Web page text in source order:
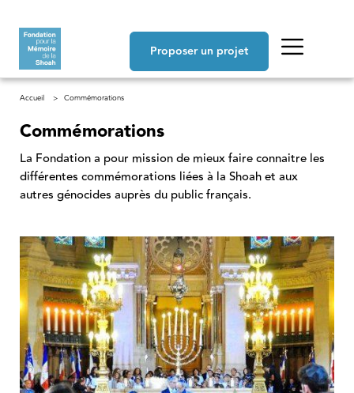
Proposer un projet
Fil d'Ariane
Accueil Commémorations
Commémorations
La Fondation a pour mission de mieux faire connaitre les
différentes commémorations liées à la Shoah et aux
autres génocides auprès du public français.